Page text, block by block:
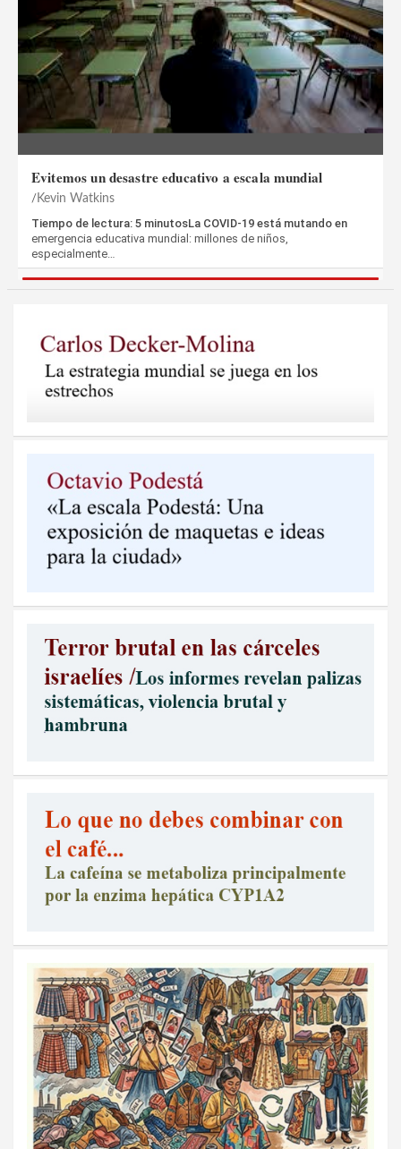
Evitemos un desastre educativo a escala mundial
Kevin Watkins
Tiempo de lectura: 5 minutosLa COVID-19 está mutando en
emergencia educativa mundial: millones de niños,
especialmente…